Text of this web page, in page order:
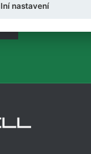
nastavení